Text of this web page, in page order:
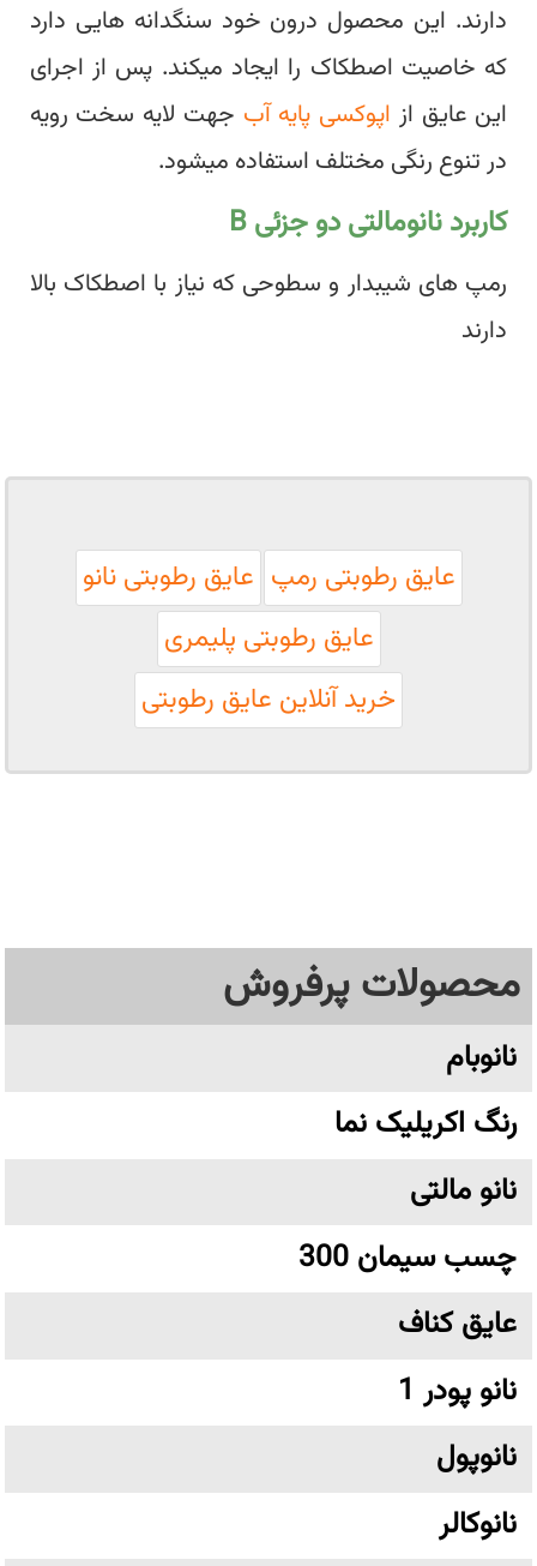
دارند. این محصول درون خود سنگدانه هایی دارد
که خاصیت اصطکاک را ایجاد میکند. پس از اجرای
این عایق از اپوکسی پایه آب جهت لایه سخت رویه
در تنوع رنگی مختلف استفاده میشود.
کاربرد نانومالتی دو جزئی B
رمپ های شیبدار و سطوحی که نیاز با اصطکاک بالا
دارند
عایق رطوبتی رمپ عایق رطوبتی نانو
عایق رطوبتی پلیمری
خرید آنلاین عایق رطوبتی
محصولات پرفروش
نانوبام
رنگ اکریلیک نما
نانو مالتی
چسب سیمان 300
عایق کناف
نانو پودر 1
نانوپول
نانوکالر